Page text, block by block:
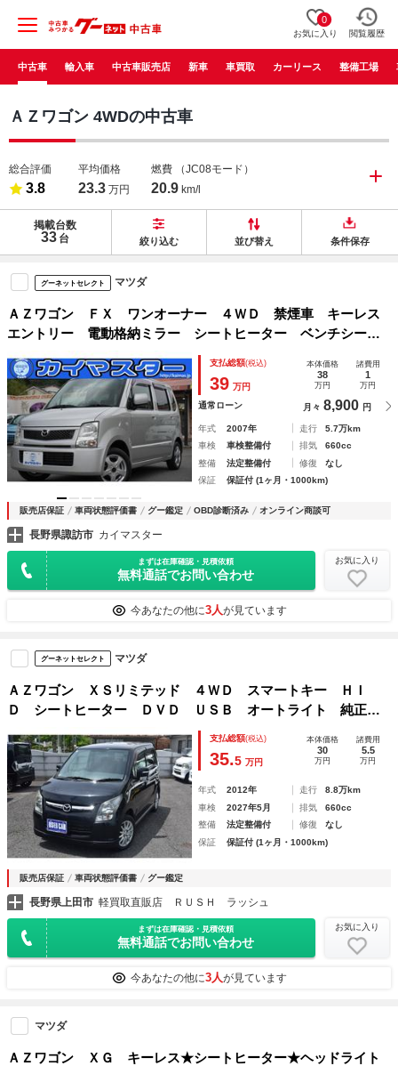
0
お気に入り 閲覧履歴
中古車 輸入車 中古車販売店 新車 車買取 カーリース 整備工場
ＡＺワゴン 4WDの中古車
総合評価
3.8
平均価格
23.3 万円
燃費 （JC08モード）
20.9 km/l
掲載台数
33 台 絞り込む 並び替え 条件保存
グーネットセレクト マツダ
ＡＺワゴン ＦＸ ワンオーナー ４ＷＤ 禁煙車 キーレス
エントリー 電動格納ミラー シートヒーター ベンチシー
ト ＡＴ ＡＢＳ 盗難防止システム 車検整備付 夏新品・
冬中古タイヤ付 下回り防錆塗装済
支払総額(税込)
39 万円
本体価格
38
万円
諸費用
1
万円
通常ローン 月々 8,900 円
年式 2007年 走行
5.7万km
車検
車検整備付 排気
660cc
整備
法定整備付 修復
なし
保証
保証付 (1ヶ月・1000km)
販売店保証 車両状態評価書 グー鑑定 OBD診断済み オンライン商談可
長野県諏訪市 カイマスター
まずは在庫確認・見積依頼
無料通話でお問い合わせ
お気に入り
今あなたの他に3人が見ています
グーネットセレクト マツダ
ＡＺワゴン ＸＳリミテッド ４ＷＤ スマートキー ＨＩ
Ｄ シートヒーター ＤＶＤ ＵＳＢ オートライト 純正フ
ルエアロ Ｗエアバック ＡＢＳ ミラーヒータ－ オートＡ
Ｃ タイヤ４本新品 車検Ｒ９年５月
支払総額(税込)
35.5 万円
本体価格
30
万円
諸費用
5.5
万円
年式 2012年 走行
8.8万km
車検
2027年5月 排気
660cc
整備
法定整備付 修復
なし
保証
保証付 (1ヶ月・1000km)
販売店保証 車両状態評価書 グー鑑定
長野県上田市 軽買取直販店 ＲＵＳＨ ラッシュ
まずは在庫確認・見積依頼
無料通話でお問い合わせ
お気に入り
今あなたの他に3人が見ています
マツダ
ＡＺワゴン ＸＧ キーレス★シートヒーター★ヘッドライト